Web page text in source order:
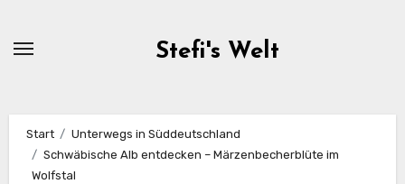
Stefi's Welt
Start
Unterwegs in Süddeutschland
Schwäbische Alb entdecken – Märzenbecherblüte im
Wolfstal